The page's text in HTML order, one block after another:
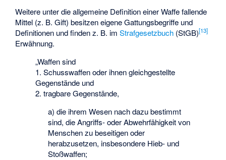
Weitere unter die allgemeine Definition einer Waffe fallende
Mittel (z. B. Gift) besitzen eigene Gattungsbegriffe und
Definitionen und finden z. B. imStrafgesetzbuch (StGB)[13]
Erwähnung.
„Waffen sind
1. Schusswaffen oder ihnen gleichgestellte
Gegenstände und
2. tragbare Gegenstände,
a) die ihrem Wesen nach dazu bestimmt
sind, die Angriffs- oder Abwehrfähigkeit von
Menschen zu beseitigen oder
herabzusetzen, insbesondere Hieb- und
Stoßwaffen;